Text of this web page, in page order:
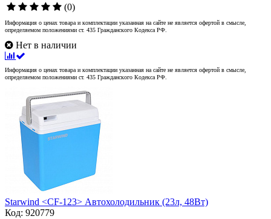
(0)
Информация о ценах товара и комплектации указанная на сайте не является офертой в смысле,
определяемом положениями ст. 435 Гражданского Кодекса РФ.
Нет в наличии
Информация о ценах товара и комплектации указанная на сайте не является офертой в смысле,
определяемом положениями ст. 435 Гражданского Кодекса РФ.
Starwind <CF-123> Автохолодильник (23л, 48Вт)
Код: 920779